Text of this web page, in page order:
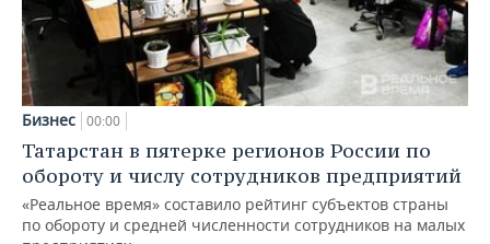
Бизнес 00:00
Татарстан в пятерке регионов России по
обороту и числу сотрудников предприятий
«Реальное время» составило рейтинг субъектов страны
по обороту и средней численности сотрудников на малых